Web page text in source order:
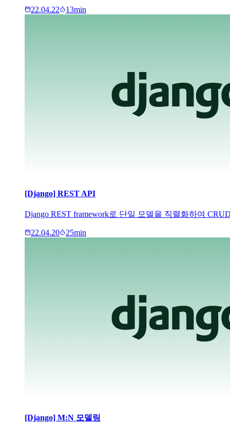
22.04.22 13min
[Django] REST API
Django REST framework로 단일 모델을 직렬화하여
22.04.20 25min
[Django] M:N 모델링